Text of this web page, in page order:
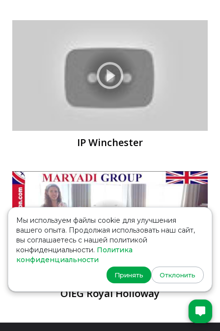
О
О
IP Winchester
OIEG Royal Holloway
Мы используем файлы cookie для улучшения
вашего опыта. Продолжая использовать наш сайт,
вы соглашаетесь с нашей политикой
конфиденциальности. Политика
конфиденциальности
Принять Отклонить